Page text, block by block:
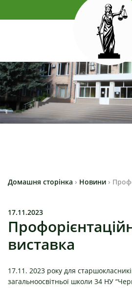
Домашня сторінка › Новини ›
17.11.2023
виставка
17.11. 2023 року для
загальноосвітньої школи 34 НУ